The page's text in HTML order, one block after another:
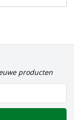
producten